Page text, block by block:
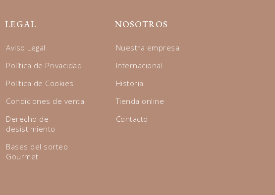
LEGAL
Aviso Legal
Política de Privacidad
Política de Cookies
Condiciones de venta
Derecho de
desistimiento
Bases del sorteo
Gourmet
NOSOTROS
Nuestra empresa
Internacional
Historia
Tienda online
Contacto